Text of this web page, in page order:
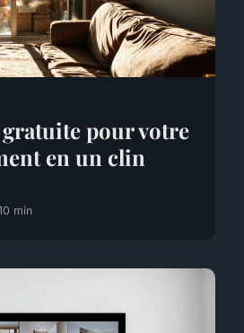
pour votre
en un clin
min